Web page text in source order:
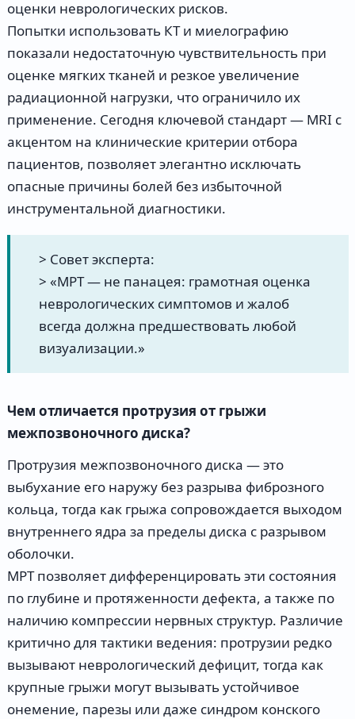
оценки неврологических рисков.
Попытки использовать КТ и миелографию
показали недостаточную чувствительность при
оценке мягких тканей и резкое увеличение
радиационной нагрузки, что ограничило их
применение. Сегодня ключевой стандарт — MRI с
акцентом на клинические критерии отбора
пациентов, позволяет элегантно исключать
опасные причины болей без избыточной
инструментальной диагностики.
> Совет эксперта:
> «МРТ — не панацея: грамотная оценка
неврологических симптомов и жалоб
всегда должна предшествовать любой
визуализации.»
Чем отличается протрузия от грыжи
межпозвоночного диска?
Протрузия межпозвоночного диска — это
выбухание его наружу без разрыва фиброзного
кольца, тогда как грыжа сопровождается выходом
внутреннего ядра за пределы диска с разрывом
оболочки.
МРТ позволяет дифференцировать эти состояния
по глубине и протяженности дефекта, а также по
наличию компрессии нервных структур. Различие
критично для тактики ведения: протрузии редко
вызывают неврологический дефицит, тогда как
крупные грыжи могут вызывать устойчивое
онемение, парезы или даже синдром конского